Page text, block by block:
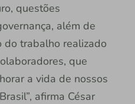
questões
além de
do trabalho realizado
que
a vida de nossos
afirma César